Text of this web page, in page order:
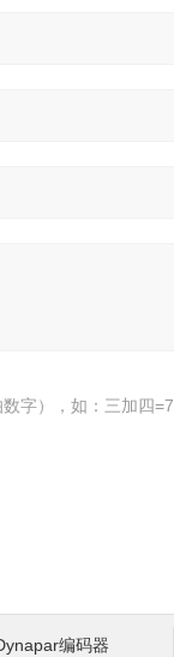
字），如：三加四=7
编码器